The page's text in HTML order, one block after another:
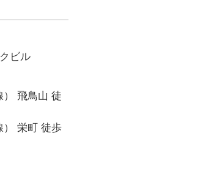
ビル
） 飛鳥山 徒
） 栄町 徒歩